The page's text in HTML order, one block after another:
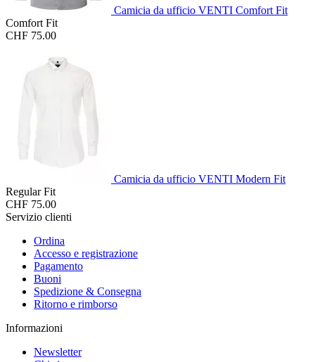
Camicia da ufficio VENTI Comfort Fit
Comfort Fit
CHF 75.00
Camicia da ufficio VENTI Modern Fit
Regular Fit
CHF 75.00
Servizio clienti
Ordina
Accesso e registrazione
Pagamento
Buoni
Spedizione & Consegna
Ritorno e rimborso
Informazioni
Newsletter